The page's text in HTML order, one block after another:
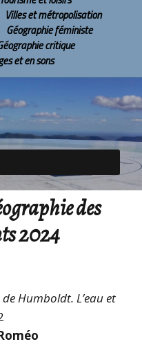
Villes et métropolisation
Géographie féministe
critique
et en sons
des
2024
Humboldt. L’eau et